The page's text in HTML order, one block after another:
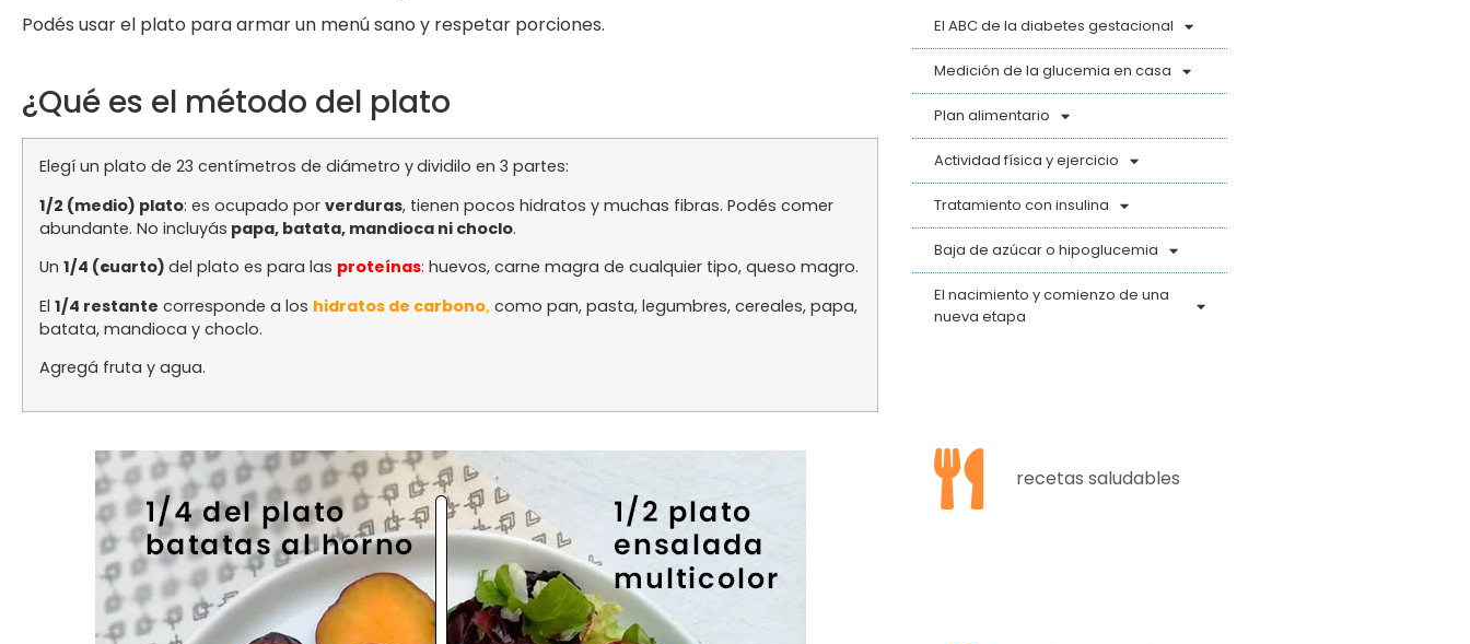
Podés usar el plato para armar un menú sano y respetar porciones.
¿Qué es el método del plato
Elegí un plato de 23 centímetros de diámetro ydividilo en 3 partes:
1/2 (medio) plato: es ocupado por verduras, tienen pocos hidratos y muchas fibras. Podés comer
abundante. No incluyás papa, batata, mandioca ni choclo.
Un 1/4 (cuarto) del plato es para las proteínas: huevos, carne magra de cualquier tipo, queso magro.
El 1/4 restante corresponde a los hidratos de carbono, como pan, pasta, legumbres, cereales, papa,
batata, mandioca y choclo.
Agregá fruta y agua.
El ABC de la diabetes gestacional
Medición de la glucemia en casa
Plan alimentario
Actividad física y ejercicio
Tratamiento con insulina
Baja de azúcar o hipoglucemia
El nacimiento y comienzo de una
nueva etapa
recetas saludables